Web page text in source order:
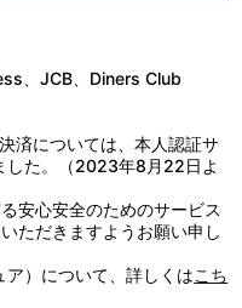
――。
ものの、なかなかランキ
なことをして人気を集めな
。そんな中、入学初日以来
が学校に姿を見せる。幼馴
態を誰も気にしていないと
ストチャンスだと意気込
らないよう監視してほしい
美術監督：東 潤一／色彩設
﨑 豪／撮影監督：杉山大樹
／音楽：加藤達也／音楽制
サンライズ／製作：2016
!!
、JCB、Diners Club
済については、本人認証サ
した。（2023年8月22日よ
安心安全のためのサービス
ただきますようお願い申し
）について、詳しくはこち